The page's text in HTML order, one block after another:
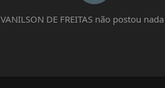
VANILSON DE FREITAS não postou